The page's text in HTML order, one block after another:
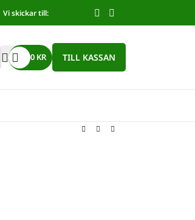
Vi skickar till:
0 KR TILL KASSAN